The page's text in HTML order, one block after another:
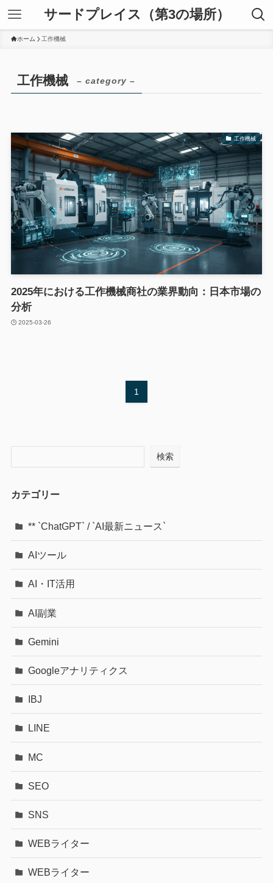
サードプレイス（第3の場所）
ホーム 工作機械
工作機械 – category –
工作機械
2025年における工作機械商社の業界動向：日本市場の
分析
2025-03-26
1
検索
カテゴリー
** `ChatGPT` / `AI最新ニュース`
AIツール
AI・IT活用
AI副業
Gemini
Googleアナリティクス
IBJ
LINE
MC
SEO
SNS
WEBライター
WEBライター